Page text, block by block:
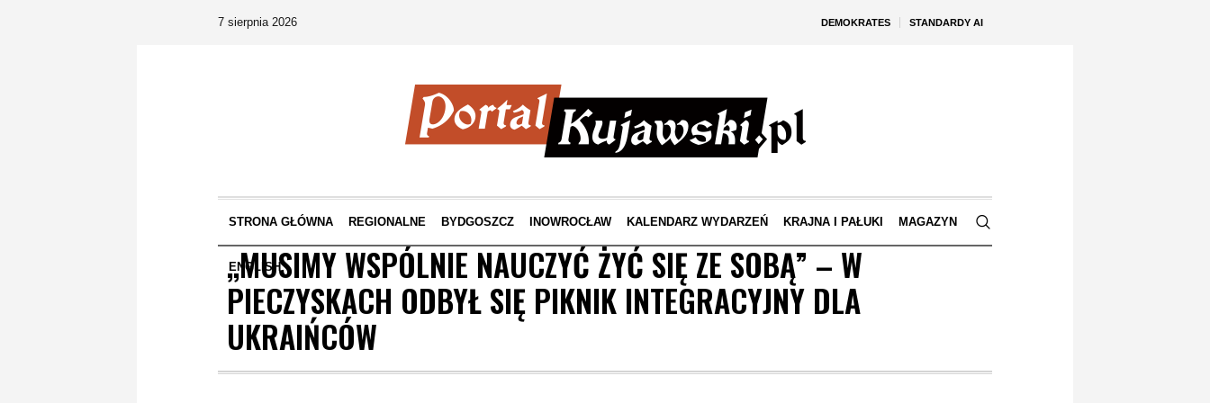
DEMOKRATES STANDARDY AI
7 sierpnia 2026
STRONA GŁÓWNA REGIONALNE BYDGOSZCZ INOWROCŁAW KALENDARZ WYDARZEŃ KRAJNA I PAŁUKI MAGAZYN
ENGLISH
,,MUSIMY WSPÓLNIE NAUCZYĆ ŻYĆ SIĘ ZE SOBĄ” – W
PIECZYSKACH ODBYŁ SIĘ PIKNIK INTEGRACYJNY DLA
UKRAIŃCÓW